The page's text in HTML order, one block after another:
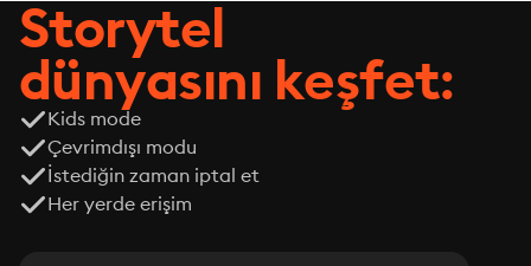
Storytel
dünyasını keşfet:
Kids mode
Çevrimdışı modu
İstediğin zaman iptal et
Her yerde erişim